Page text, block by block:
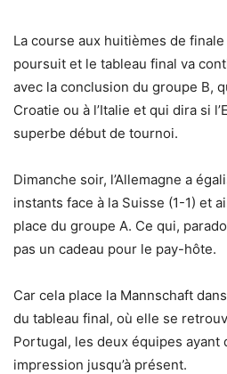
La course aux huitièmes de finale
poursuit et le tableau final va
avec la conclusion du groupe B,
Croatie ou à l’Italie et qui dira si
superbe début de tournoi.
Dimanche soir, l’Allemagne a
instants face à la Suisse (1-1) et
place du groupe A. Ce qui,
pas un cadeau pour le pay-hôte.
Car cela place la Mannschaft
du tableau final, où elle se
Portugal, les deux équipes ayant
impression jusqu’à présent.